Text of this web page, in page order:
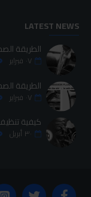
LATEST NEWS
الطريقة
٠٧ فبراير
الطريقة
٠٧ فبراير
كيفية تنظيف
٣٠ أبريل